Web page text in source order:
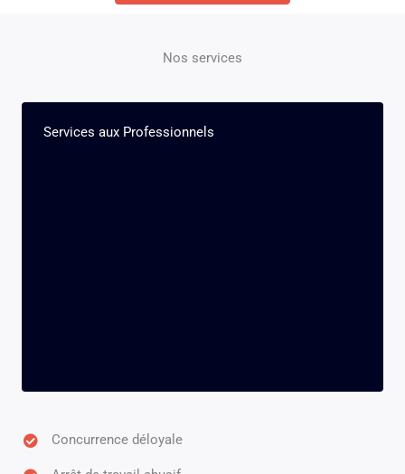
Nos services
Services aux Professionnels
Concurrence déloyale